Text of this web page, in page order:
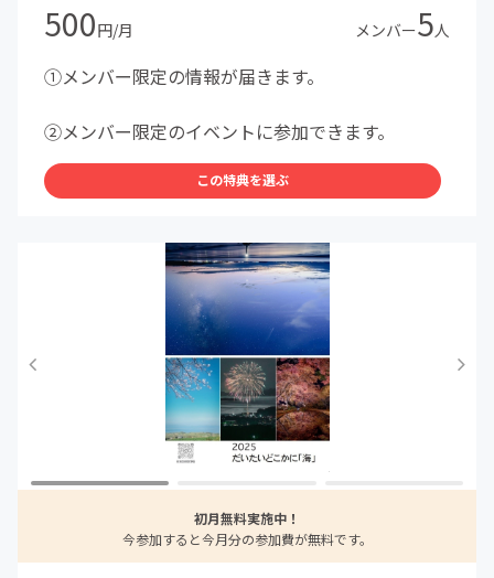
500円/月 メンバー5人
①メンバー限定の情報が届きます。
②メンバー限定のイベントに参加できます。
この特典を選ぶ
初月無料実施中！
今参加すると今月分の参加費が無料です。